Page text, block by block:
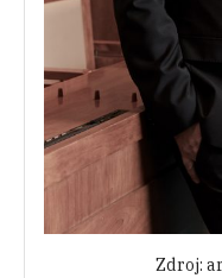
Zdroj: